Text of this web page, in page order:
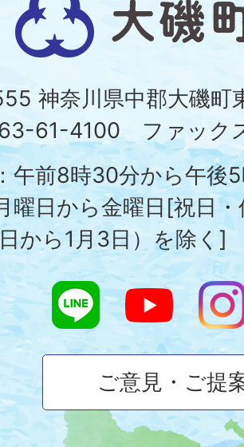
磯
町
神奈川県中郡大磯
61-4100 ファック
午前8時30分から午後
曜日から金曜日[祝日
から1月3日）を除く]
ご意見・ご提